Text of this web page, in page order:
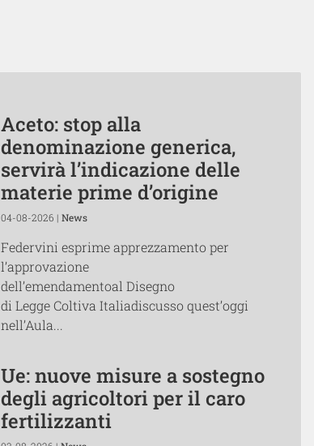
Aceto: stop alla
denominazione generica,
servirà l’indicazione delle
materie prime d’origine
04-08-2026 | News
Federvini esprime apprezzamento per
l’approvazione
dell’emendamentoal Disegno
di Legge Coltiva Italiadiscusso quest’oggi
nell’Aula...
Ue: nuove misure a sostegno
degli agricoltori per il caro
fertilizzanti